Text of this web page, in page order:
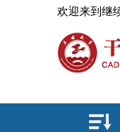
欢迎来到继